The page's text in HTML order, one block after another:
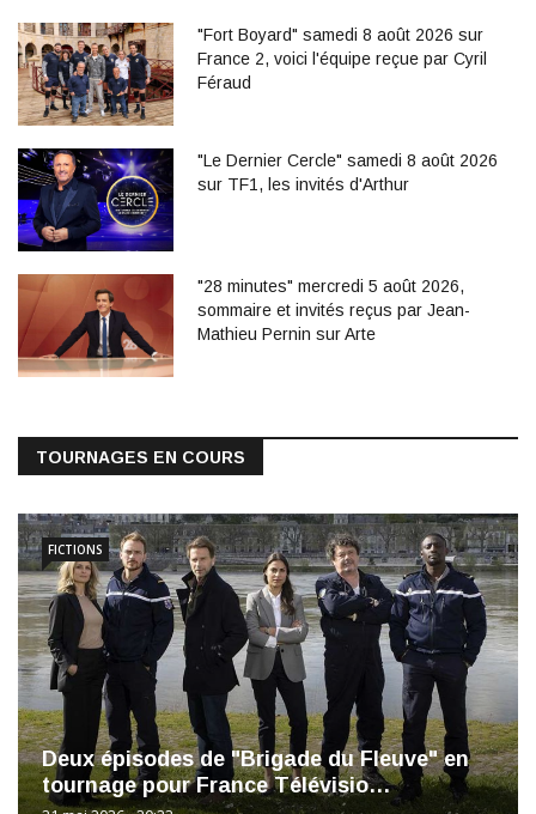
"Fort Boyard" samedi 8 août 2026 sur
France 2, voici l'équipe reçue par Cyril
Féraud
"Le Dernier Cercle" samedi 8 août 2026
sur TF1, les invités d'Arthur
"28 minutes" mercredi 5 août 2026,
sommaire et invités reçus par Jean-
Mathieu Pernin sur Arte
TOURNAGES EN COURS
Deux épisodes de "Brigade du Fleuve" en
tournage pour France Télévisio…
FICTIONS